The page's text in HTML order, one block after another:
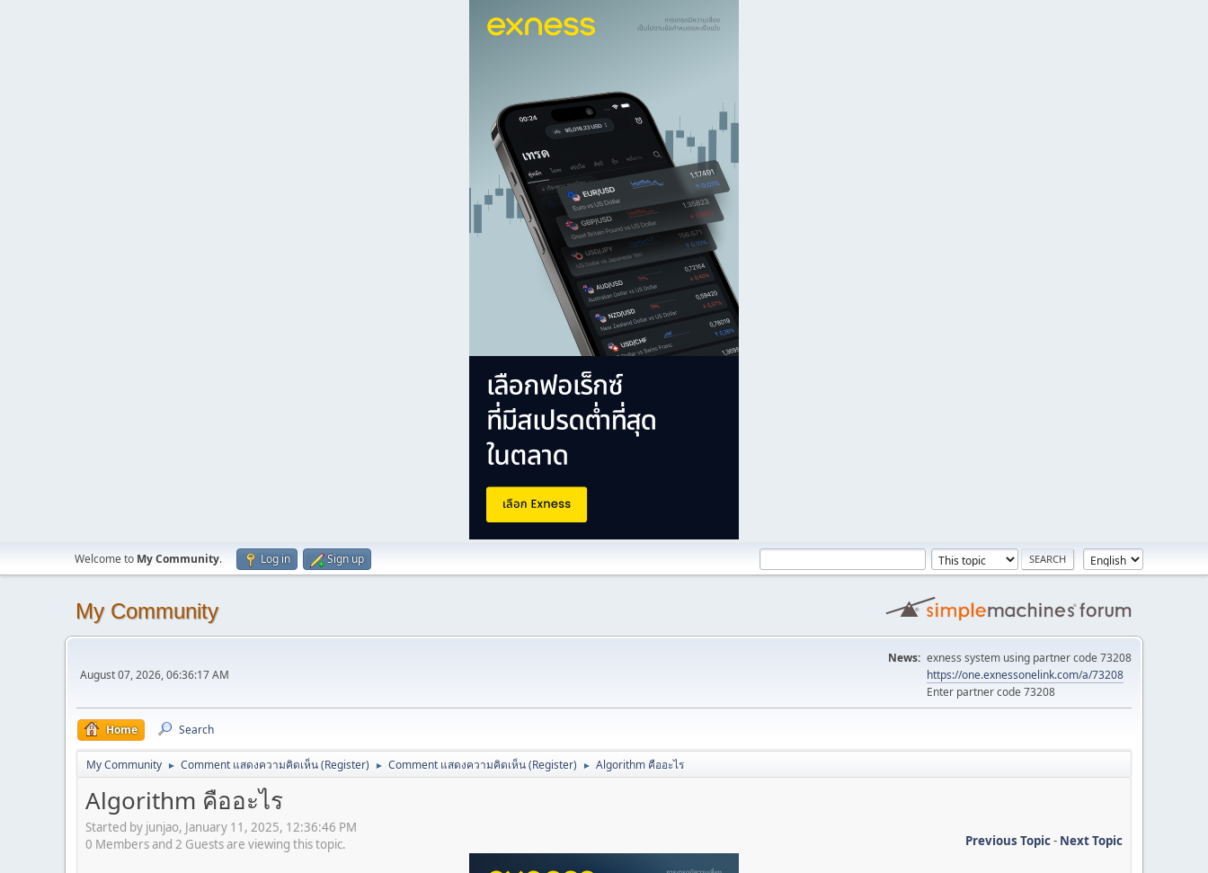
Welcome to My Community. Log in Sign up
My Community
August 07, 2026, 06:36:17 AM
News: exness system using partner code 73208
https://one.exnessonelink.com/a/73208
Enter partner code 73208
Home Search
My Community ► Comment แสดงความคิดเห็น (Register) ► Comment แสดงความคิดเห็น (Register) ► Algorithm คืออะไร
Algorithm คืออะไร
Started by junjao, January 11, 2025, 12:36:46 PM
Previous Topic- Next Topic
0 Members and 2 Guests are viewing this topic.